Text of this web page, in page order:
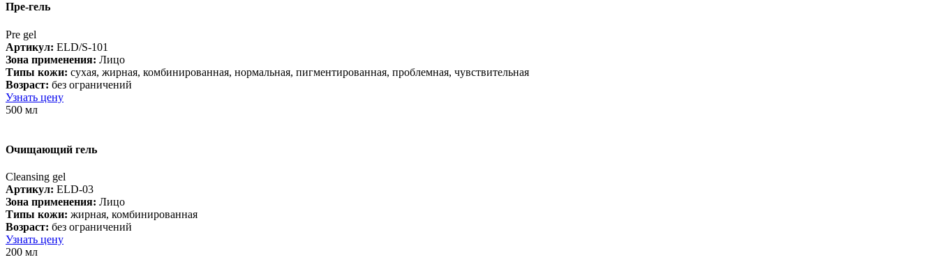
Пре-гель
Pre gel
Артикул: ELD/S-101
Зона применения: Лицо
Типы кожи: cухая, жирная, комбинированная, нормальная, пигментированная, проблемная, чувствительная
Возраст: без ограничений
Узнать цену
500 мл
Очищающий гель
Cleansing gel
Артикул: ELD-03
Зона применения: Лицо
Типы кожи: жирная, комбинированная
Возраст: без ограничений
Узнать цену
200 мл